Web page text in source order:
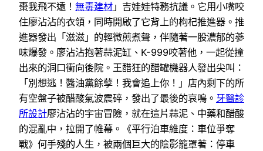
棗我飛不遠！ 無毒建材 」吉娃娃特務抗議。它用小嘴咬
住廖沾沾的衣領，同時開啟了它背上的枸杞推進器。推
進器發出「滋滋」的輕微煎煮聲，伴隨著一股濃郁的蔘
味爆發。廖沾沾抱著蒜泥缸、K-999咬著他，一起從撞
出來的洞口衝向後院。王醋狂的醋罐機器人發出尖叫：
「別想逃！醬油黨餘孽！我會追上你！」店內剩下的所
有空盤子被醋酸氣波震碎，發出了最後的哀鳴。 牙醫診
所設計廖沾沾的宇宙冒險，就在這片蒜泥、中藥和醋酸
的混亂中，拉開了帷幕。《平行泊車維度：車位爭奪
戰》何手殘的人生，被兩個巨大的陰影籠罩著：停車